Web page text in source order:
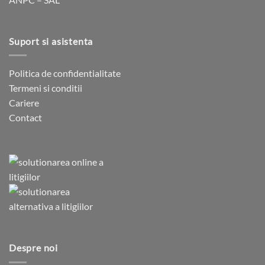
Suport si asistenta
Politica de confidentialitate
Termeni si conditii
Cariere
Contact
Despre noi